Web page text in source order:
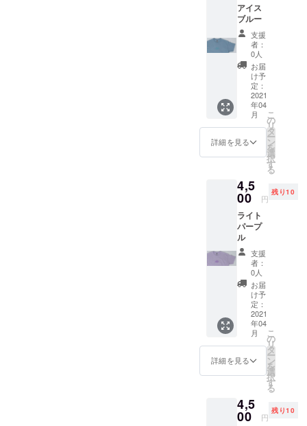
アイス
ブルー
支援
者：
0人
お届
け予
定：
2021
年04
月
詳細を見る
こ
の
リ
タ
ー
ン
を
選
択
す
る
4,5
00 円
残り10
ライト
パープ
ル
支援
者：
0人
お届
け予
定：
2021
年04
月
詳細を見る
こ
の
リ
タ
ー
ン
を
選
択
す
る
4,5
00 円
残り10